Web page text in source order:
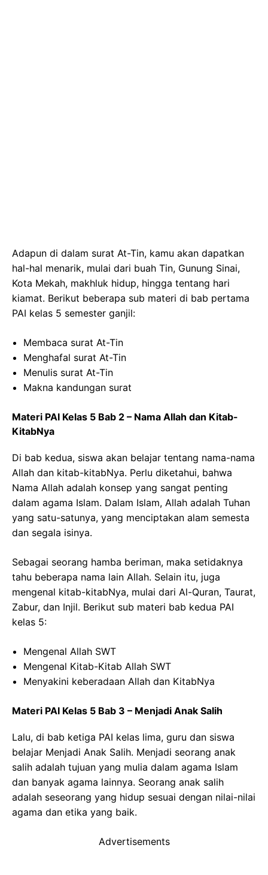
Adapun di dalam surat At-Tin, kamu akan dapatkan
hal-hal menarik, mulai dari buah Tin, Gunung Sinai,
Kota Mekah, makhluk hidup, hingga tentang hari
kiamat. Berikut beberapa sub materi di bab pertama
PAI kelas 5 semester ganjil:
Membaca surat At-Tin
Menghafal surat At-Tin
Menulis surat At-Tin
Makna kandungan surat
Materi PAI Kelas 5 Bab 2 – Nama Allah dan Kitab-
KitabNya
Di bab kedua, siswa akan belajar tentang nama-nama
Allah dan kitab-kitabNya. Perlu diketahui, bahwa
Nama Allah adalah konsep yang sangat penting
dalam agama Islam. Dalam Islam, Allah adalah Tuhan
yang satu-satunya, yang menciptakan alam semesta
dan segala isinya.
Sebagai seorang hamba beriman, maka setidaknya
tahu beberapa nama lain Allah. Selain itu, juga
mengenal kitab-kitabNya, mulai dari Al-Quran, Taurat,
Zabur, dan Injil. Berikut sub materi bab kedua PAI
kelas 5:
Mengenal Allah SWT
Mengenal Kitab-Kitab Allah SWT
Menyakini keberadaan Allah dan KitabNya
Materi PAI Kelas 5 Bab 3 – Menjadi Anak Salih
Lalu, di bab ketiga PAI kelas lima, guru dan siswa
belajar Menjadi Anak Salih. Menjadi seorang anak
salih adalah tujuan yang mulia dalam agama Islam
dan banyak agama lainnya. Seorang anak salih
adalah seseorang yang hidup sesuai dengan nilai-nilai
agama dan etika yang baik.
Advertisements